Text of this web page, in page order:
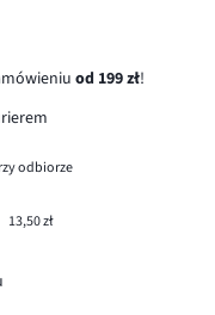
od 199 zł!
odbiorze
13,50 zł